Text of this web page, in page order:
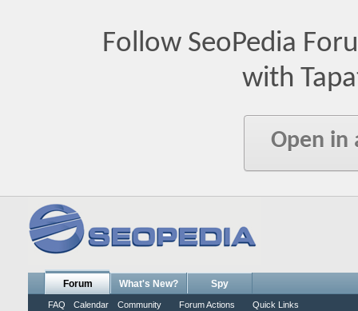
Follow SeoPedia
with
Open in
Forum
FAQ Calendar Community Forum Actions Quick Links
What's New? Spy